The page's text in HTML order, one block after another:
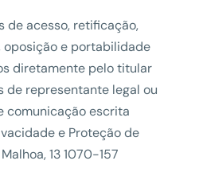
de acesso, retificação,
oposição e portabilidade
diretamente pelo titular
de representante legal ou
comunicação escrita
e Proteção de
13 1070-157